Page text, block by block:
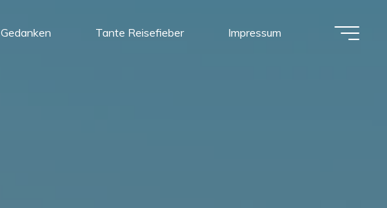
Gedanken Tante Reisefieber Impressum